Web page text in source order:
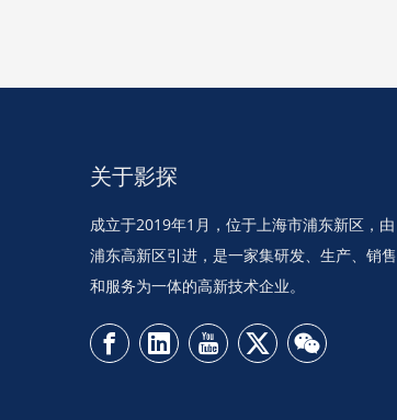
关于影探
成立于2019年1月，位于上海市浦东新区，由
浦东高新区引进，是一家集研发、生产、销售
和服务为一体的高新技术企业。